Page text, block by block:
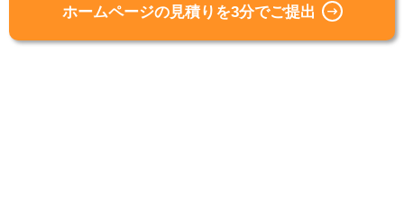
ホームページの見積りを3分でご提出